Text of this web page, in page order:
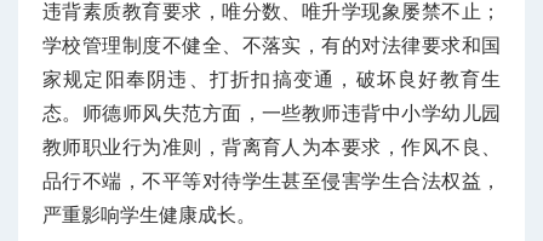
违背素质教育要求，唯分数、唯升学现象屡禁不止；
学校管理制度不健全、不落实，有的对法律要求和国
家规定阳奉阴违、打折扣搞变通，破坏良好教育生
态。师德师风失范方面，一些教师违背中小学幼儿园
教师职业行为准则，背离育人为本要求，作风不良、
品行不端，不平等对待学生甚至侵害学生合法权益，
严重影响学生健康成长。